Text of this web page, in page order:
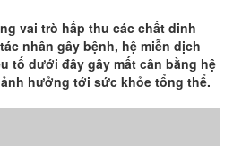
vai trò hấp thu các chất dinh
nhân gây bệnh, hệ miễn dịch
tố dưới đây gây mất cân bằng hệ
hưởng tới sức khỏe tổng thể.